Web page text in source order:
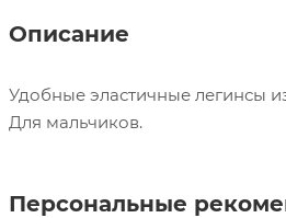
Описание
Удобные эластичные легинсы
Для мальчиков.
Персональные